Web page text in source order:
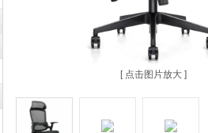
[ 点击图片放大 ]